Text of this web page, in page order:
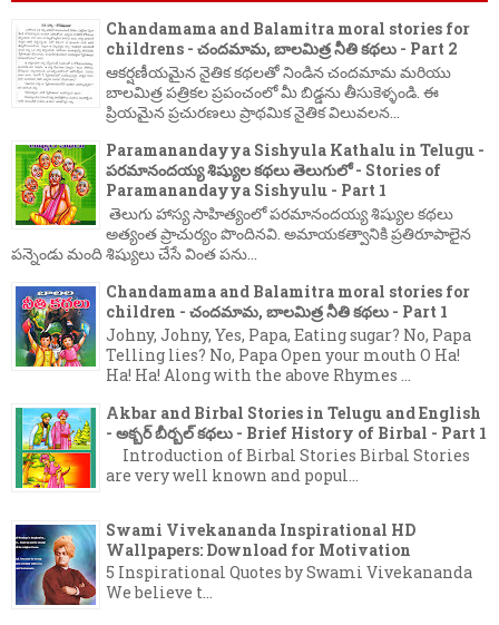
Chandamama and Balamitra moral stories for
childrens - చందమామ, బాలమిత్ర నీతి కథలు - Part 2
ఆకర్షణీయమైన నైతిక కథలతో నిండిన చందమామ మరియు
బాలమిత్ర పత్రికల ప్రపంచంలో మీ బిడ్డను తీసుకెళ్ళండి. ఈ
ప్రియమైన ప్రచురణలు ప్రాథమిక నైతిక విలువలన...
Paramanandayya Sishyula Kathalu in Telugu -
పరమానందయ్య శిష్యుల కథలు తెలుగులో - Stories of
Paramanandayya Sishyulu - Part 1
తెలుగు హాస్య సాహిత్యంలో పరమానందయ్య శిష్యుల కథలు
అత్యంత ప్రాచుర్యం పొందినవి. అమాయకత్వానికి ప్రతిరూపాలైన
పన్నెండు మంది శిష్యులు చేసే వింత పను...
Chandamama and Balamitra moral stories for
children - చందమామ, బాలమిత్ర నీతి కథలు - Part 1
Johny, Johny, Yes, Papa, Eating sugar? No, Papa
Telling lies? No, Papa Open your mouth O Ha!
Ha! Ha! Along with the above Rhymes ...
Akbar and Birbal Stories in Telugu and English
- అక్బర్ బీర్బల్ కథలు - Brief History of Birbal - Part 1
Introduction of Birbal Stories Birbal Stories
are very well known and popul...
Swami Vivekananda Inspirational HD
Wallpapers: Download for Motivation
5 Inspirational Quotes by Swami Vivekananda
We believe t...